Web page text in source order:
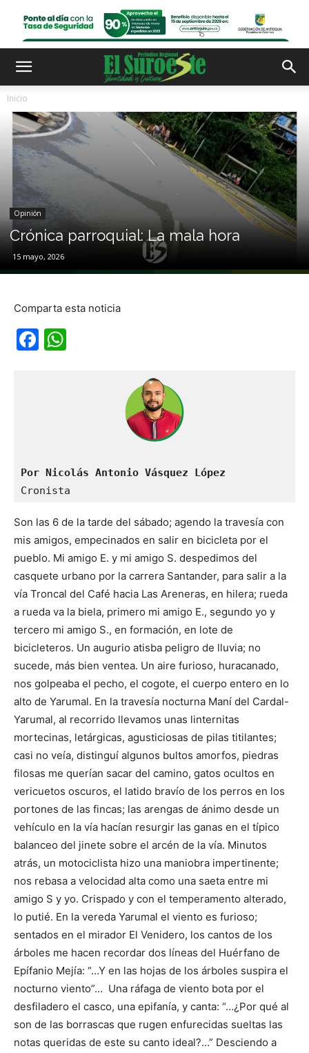
Inicio
Opinión
Crónica parroquial: La mala hora
15 mayo, 2026
Comparta esta noticia
Facebook
Por Nicolás Antonio Vásquez López
Cronista
Son las 6 de la tarde del sábado; agendo la travesía con
mis amigos, empecinados en salir en bicicleta por el
pueblo. Mi amigo E. y mi amigo S. despedimos del
casquete urbano por la carrera Santander, para salir a la
vía Troncal del Café hacia Las Areneras, en hilera; rueda
a rueda va la biela, primero mi amigo E., segundo yo y
tercero mi amigo S., en formación, en lote de
bicicleteros. Un augurio atisba peligro de lluvia; no
sucede, más bien ventea. Un aire furioso, huracanado,
nos golpeaba el pecho, el cogote, el cuerpo entero en lo
alto de Yarumal. En la travesía nocturna Maní del Cardal-
Yarumal, al recorrido llevamos unas linternitas
mortecinas, letárgicas, agusticiosas de pilas titilantes;
casi no veía, distinguí algunos bultos amorfos, piedras
filosas me querían sacar del camino, gatos ocultos en
vericuetos oscuros, el latido bravío de los perros en los
portones de las fincas; las arengas de ánimo desde un
vehículo en la vía hacían resurgir las ganas en el típico
balanceo del jinete sobre el arcén de la vía. Minutos
atrás, un motociclista hizo una maniobra impertinente;
nos rebasa a velocidad alta como una saeta entre mi
amigo S y yo. Crispado y con el temperamento alterado,
lo putié. En la vereda Yarumal el viento es furioso;
sentados en el mirador El Venidero, los cantos de los
árboles me hacen recordar dos líneas del Huérfano de
Epífanio Mejía: “…Y en las hojas de los árboles suspira el
nocturno viento”… Una ráfaga de viento bota por el
desfiladero el casco, una epifanía, y canta: “…¿Por qué al
son de las borrascas que rugen enfurecidas sueltas las
notas queridas de este su canto ideal?…” Desciendo a